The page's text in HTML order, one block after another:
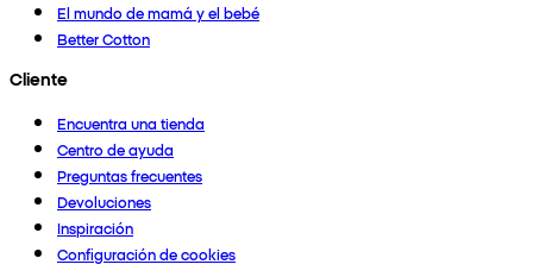
El mundo de mamá y el bebé
Better Cotton
Cliente
Encuentra una tienda
Centro de ayuda
Preguntas frecuentes
Devoluciones
Inspiración
Configuración de cookies